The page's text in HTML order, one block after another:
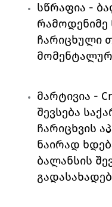
სწრაფია -
რამოდენიმე
ჩარიცხული
მარტივია -
შევსება
ჩარიცხვის
ნაირად
ბალანსის